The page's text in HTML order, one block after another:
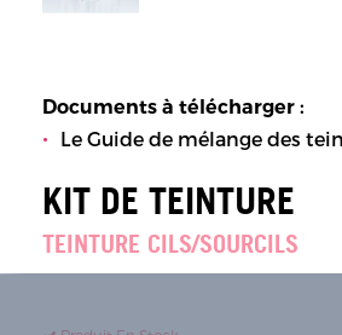
Documents à télécharger :
Le Guide de mélange des
KIT DE TEINTURE
TEINTURE CILS/SOURCILS